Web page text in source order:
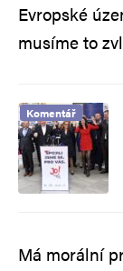
Evropské
musíme to
Komentář
Má morální